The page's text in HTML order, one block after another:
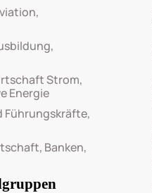
Strom,
Energie
Führungskräfte,
Banken,